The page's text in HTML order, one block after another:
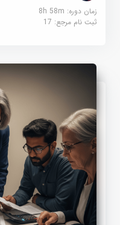
زمان دوره: 8h 58m
ثبت نام مرجع:17